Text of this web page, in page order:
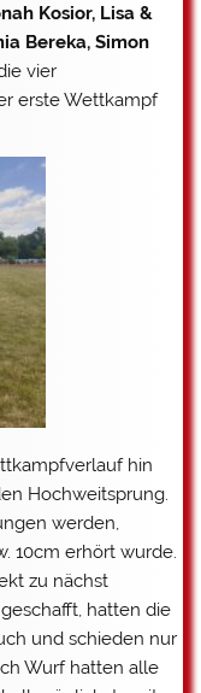
Kosior, Lisa &
Bereka, Simon
vier
erste Wettkampf
hin
Hochweitsprung.
werden,
10cm erhört wurde.
zu nächst
hatten die
und schieden nur
Wurf hatten alle